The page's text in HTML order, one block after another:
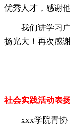
优秀人才，感谢
我们讲学习
扬光大！再次感
社会实践活动表
xxx学院青协